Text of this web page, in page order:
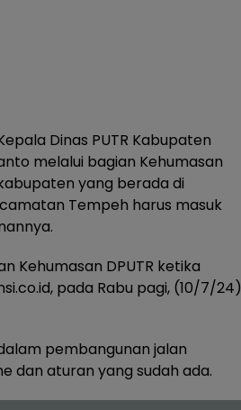
Dinas PUTR Kabupaten
melalui bagian Kehumasan
yang berada di
Tempeh harus masuk
Kehumasan DPUTR ketika
pada Rabu pagi, (10/7/24)
pembangunan jalan
dan aturan yang sudah ada.